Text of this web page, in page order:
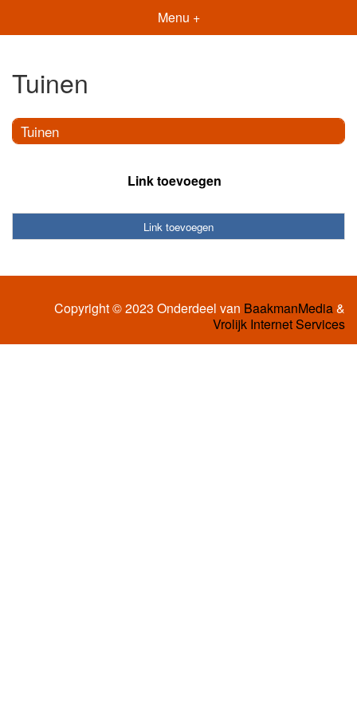
Menu +
Tuinen
Tuinen
Link toevoegen
Link toevoegen
Copyright © 2023 Onderdeel van BaakmanMedia&
Vrolijk Internet Services